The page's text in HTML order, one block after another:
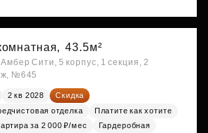
43.5м²
Сити, 5 корпус, 1 секция, 2
№645
2 кв 2028
Скидка
отделка
Платите как хотите
за 2 000 ₽/мес
Гардеробная